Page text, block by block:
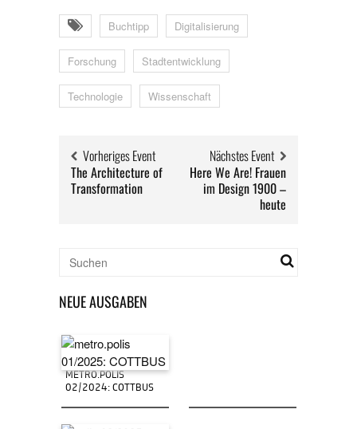
Buchtipp Digitalisierung
Forschung Stadtentwicklung
Technologie Wissenschaft
Vorheriges Event
The Architecture of
Transformation
Nächstes Event
Here We Are! Frauen
im Design 1900 –
heute
NEUE AUSGABEN
METRO.POLIS
02/2024: COTTBUS